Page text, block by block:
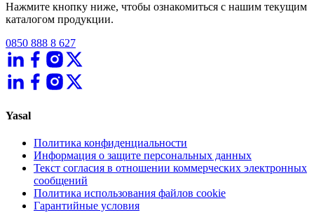
Нажмите кнопку ниже, чтобы ознакомиться с нашим текущим
каталогом продукции.
0850 888 8 627
Yasal
Политика конфиденциальности
Информация о защите персональных данных
Текст согласия в отношении коммерческих электронных
сообщений
Политика использования файлов cookie
Гарантийные условия